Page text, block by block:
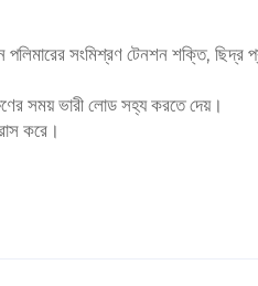
পলিমারের সংমিশ্রণ টেনশন শক্তি,
সময় ভারী লোড সহ্য করতে দেয়।
করে।